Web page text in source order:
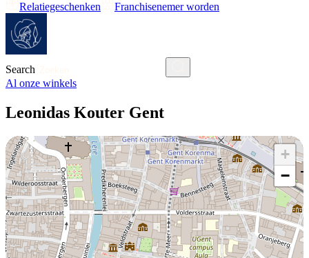
Relatiegeschenken Franchisenemer worden
Search
Al onze winkels
Leonidas Kouter Gent
+
−